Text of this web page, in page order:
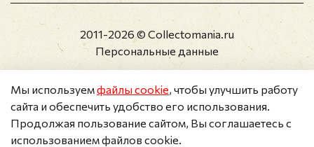
2011-2026 © Collectomania.ru
Персональные данные
Мы используемфайлы cookie, чтобы улучшить работу
сайта и обеспечить удобство его использования.
Продолжая пользование сайтом, Вы соглашаетесь с
использованием файлов cookie.